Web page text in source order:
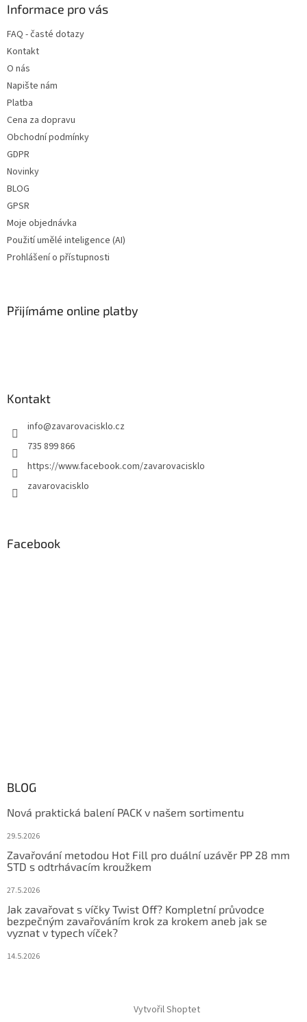
Informace pro vás
FAQ - časté dotazy
Kontakt
O nás
Napište nám
Platba
Cena za dopravu
Obchodní podmínky
GDPR
Novinky
BLOG
GPSR
Moje objednávka
Použití umělé inteligence (AI)
Prohlášení o přístupnosti
Přijímáme online platby
Kontakt
info@zavarovacisklo.cz
735 899 866
https://www.facebook.com/zavarovacisklo
zavarovacisklo
Facebook
BLOG
Nová praktická balení PACK v našem sortimentu
29.5.2026
Zavařování metodou Hot Fill pro duální uzávěr PP 28 mm
STD s odtrhávacím kroužkem
27.5.2026
Jak zavařovat s víčky Twist Off? Kompletní průvodce
bezpečným zavařováním krok za krokem aneb jak se
vyznat v typech víček?
14.5.2026
Vytvořil Shoptet